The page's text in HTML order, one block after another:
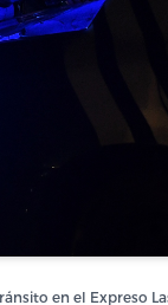
en el Expreso